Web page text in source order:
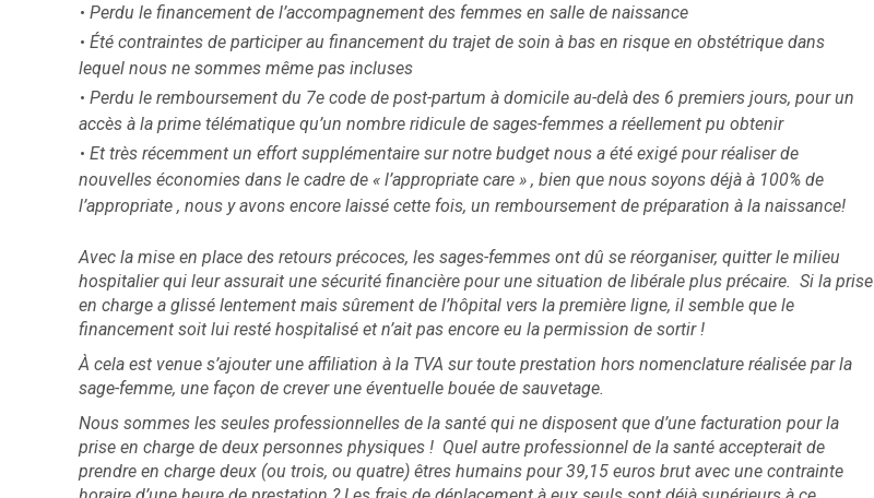
Perdu le financement de l’accompagnement des femmes en salle de naissance
Été contraintes de participer au financement du trajet de soin à bas en risque en obstétrique dans
lequel nous ne sommes même pas incluses
Perdu le remboursement du 7e code de post-partum à domicile au-delà des 6 premiers jours, pour un
accès à la prime télématique qu’un nombre ridicule de sages-femmes a réellement pu obtenir
Et très récemment un effort supplémentaire sur notre budget nous a été exigé pour réaliser de
nouvelles économies dans le cadre de « l’appropriate care » , bien que nous soyons déjà à 100% de
l’appropriate , nous y avons encore laissé cette fois, un remboursement de préparation à la naissance!
Avec la mise en place des retours précoces, les sages-femmes ont dû se réorganiser, quitter le milieu
hospitalier qui leur assurait une sécurité financière pour une situation de libérale plus précaire. Si la prise
en charge a glissé lentement mais sûrement de l’hôpital vers la première ligne, il semble que le
financement soit lui resté hospitalisé et n’ait pas encore eu la permission de sortir !
À cela est venue s’ajouter une affiliation à la TVA sur toute prestation hors nomenclature réalisée par la
sage-femme, une façon de crever une éventuelle bouée de sauvetage.
Nous sommes les seules professionnelles de la santé qui ne disposent que d’une facturation pour la
prise en charge de deux personnes physiques ! Quel autre professionnel de la santé accepterait de
prendre en charge deux (ou trois, ou quatre) êtres humains pour 39,15 euros brut avec une contrainte